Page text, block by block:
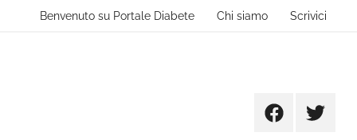
Benvenuto su Portale Diabete Chi siamo Scrivici
FacebookTwitter